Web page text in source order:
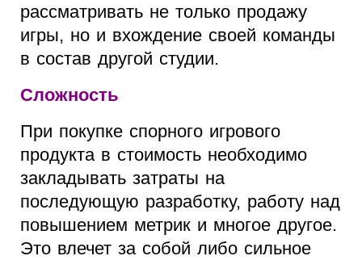
рассматривать не только продажу
игры, но и вхождение своей команды
в состав другой студии.
Сложность
При покупке спорного игрового
продукта в стоимость необходимо
закладывать затраты на
последующую разработку, работу над
повышением метрик и многое другое.
Это влечет за собой либо сильное